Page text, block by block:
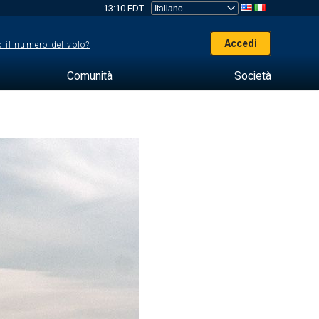
13:10 EDT
il numero del volo? Accedi
Comunità Società